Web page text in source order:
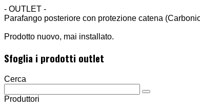
- OUTLET -
Parafango posteriore con protezione catena
Prodotto nuovo, mai installato.
Sfoglia i prodotti outlet
Cerca
Produttori